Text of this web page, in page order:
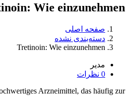
Wie einzunehmen
صفحه اصلی
دسته‌بندی نشده
Tretinoin: Wie einzunehmen
مدیر
0 نظرات
Arzneimittel, das häufig zur